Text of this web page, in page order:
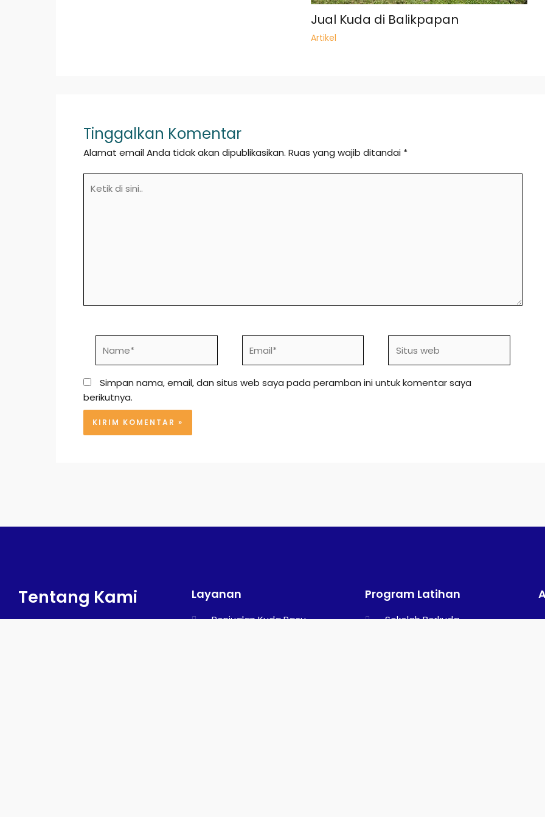
Jual Kuda di Balikpapan
Artikel
Tinggalkan Komentar
Alamat email Anda tidak akan dipublikasikan. Ruas yang wajib ditandai *
web
Simpan nama, email, dan situs web saya pada peramban ini untuk komentar saya
berikutnya.
Tentang Kami Layanan
Penjualan Kuda Pacu
Program Latihan
Sekolah Berkuda